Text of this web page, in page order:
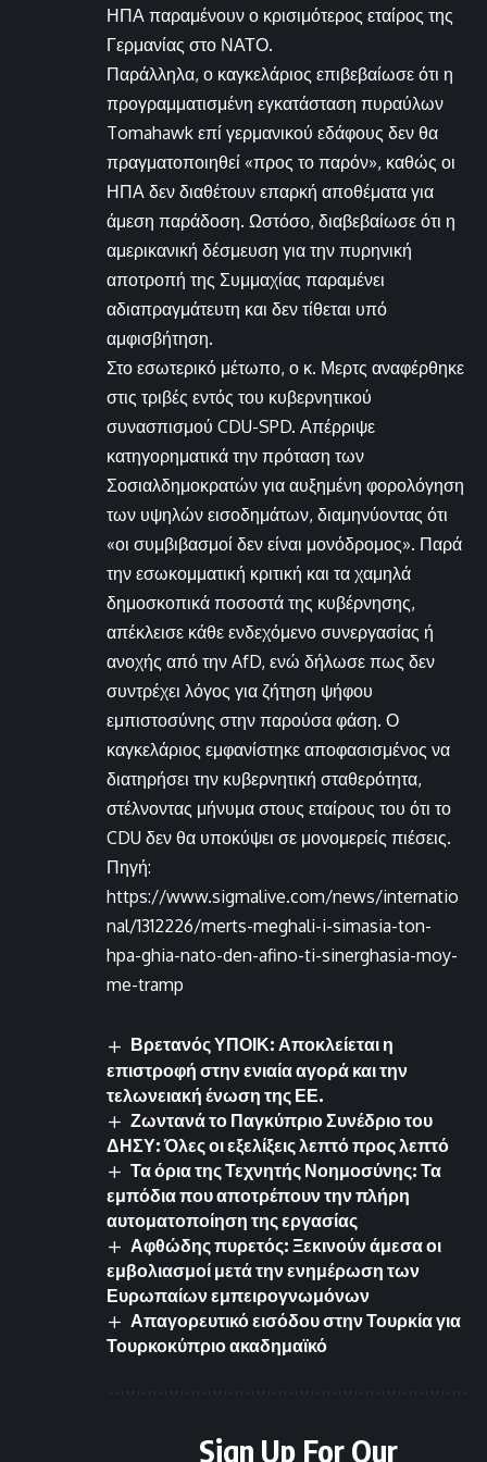
ΗΠΑ παραμένουν ο κρισιμότερος εταίρος της
Γερμανίας στο ΝΑΤΟ.
Παράλληλα, ο καγκελάριος επιβεβαίωσε ότι η
προγραμματισμένη εγκατάσταση πυραύλων
Tomahawk επί γερμανικού εδάφους δεν θα
πραγματοποιηθεί «προς το παρόν», καθώς οι
ΗΠΑ δεν διαθέτουν επαρκή αποθέματα για
άμεση παράδοση. Ωστόσο, διαβεβαίωσε ότι η
αμερικανική δέσμευση για την πυρηνική
αποτροπή της Συμμαχίας παραμένει
αδιαπραγμάτευτη και δεν τίθεται υπό
αμφισβήτηση.
Στο εσωτερικό μέτωπο, ο κ. Μερτς αναφέρθηκε
στις τριβές εντός του κυβερνητικού
συνασπισμού CDU-SPD. Απέρριψε
κατηγορηματικά την πρόταση των
Σοσιαλδημοκρατών για αυξημένη φορολόγηση
των υψηλών εισοδημάτων, διαμηνύοντας ότι
«οι συμβιβασμοί δεν είναι μονόδρομος». Παρά
την εσωκομματική κριτική και τα χαμηλά
δημοσκοπικά ποσοστά της κυβέρνησης,
απέκλεισε κάθε ενδεχόμενο συνεργασίας ή
ανοχής από την AfD, ενώ δήλωσε πως δεν
συντρέχει λόγος για ζήτηση ψήφου
εμπιστοσύνης στην παρούσα φάση. Ο
καγκελάριος εμφανίστηκε αποφασισμένος να
διατηρήσει την κυβερνητική σταθερότητα,
στέλνοντας μήνυμα στους εταίρους του ότι το
CDU δεν θα υποκύψει σε μονομερείς πιέσεις.
Πηγή:
https://www.sigmalive.com/news/internatio
nal/1312226/merts-meghali-i-simasia-ton-
hpa-ghia-nato-den-afino-ti-sinerghasia-moy-
me-tramp
Βρετανός ΥΠΟΙΚ: Αποκλείεται η
επιστροφή στην ενιαία αγορά και την
τελωνειακή ένωση της ΕΕ.
Ζωντανά το Παγκύπριο Συνέδριο του
ΔΗΣΥ: Όλες οι εξελίξεις λεπτό προς λεπτό
Τα όρια της Τεχνητής Νοημοσύνης: Τα
εμπόδια που αποτρέπουν την πλήρη
αυτοματοποίηση της εργασίας
Αφθώδης πυρετός: Ξεκινούν άμεσα οι
εμβολιασμοί μετά την ενημέρωση των
Ευρωπαίων εμπειρογνωμόνων
Απαγορευτικό εισόδου στην Τουρκία για
Τουρκοκύπριο ακαδημαϊκό
Sign Up For Our